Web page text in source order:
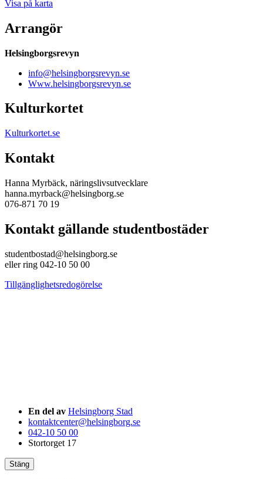
Visa på karta
Arrangör
Helsingborgsrevyn
info@helsingborgsrevyn.se
Www.helsingborgsrevyn.se
Kulturkortet
Kulturkortet.se
Kontakt
Hanna Myrbäck, näringslivsutvecklare
hanna.myrback@helsingborg.se
076-871 70 19
Kontakt gällande studentbostäder
studentbostad@helsingborg.se
eller ring 042-10 50 00
Tillgänglighetsredogörelse
En del av Helsingborg Stad
kontaktcenter@helsingborg.se
042-10 50 00
Stortorget 17
Stäng